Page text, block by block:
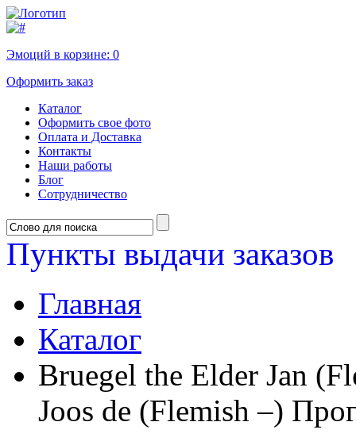
Эмоций в корзине: 0
Оформить заказ
Каталог
Оформить свое фото
Оплата и Доставка
Контакты
Наши работы
Блог
Сотрудничество
Пункты выдачи заказов
Главная
Каталог
Bruegel the Elder Jan
Joos de (Flemish –)